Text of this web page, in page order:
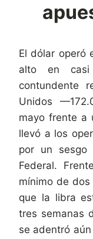
El dólar operó
alto en
contundente
Unidos
mayo frente a
llevó a los
por un sesgo
Federal.
mínimo de dos
que la libra
tres semanas
se adentró